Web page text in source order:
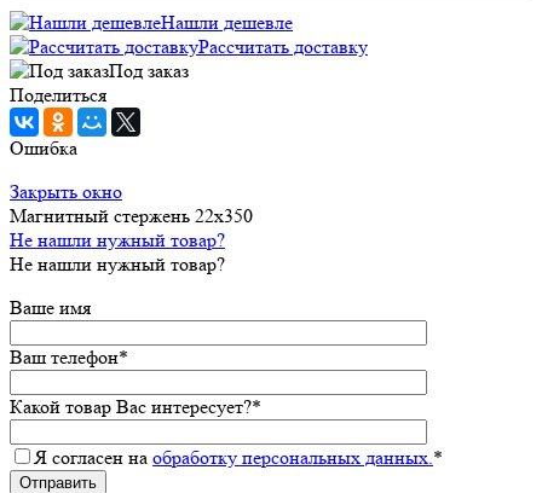
Нашли дешевле
Рассчитать доставку
Под заказ
Поделиться
Ошибка
Закрыть окно
Магнитный стержень 22х350
Не нашли нужный товар?
Не нашли нужный товар?
Ваше имя
Ваш телефон*
Какой товар Вас интересует?*
Я согласен на обработку персональных данных. *